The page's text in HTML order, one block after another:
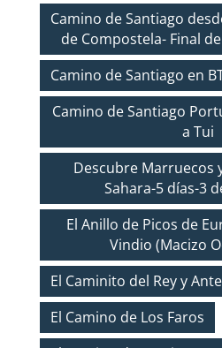
Camino de Santiago
de Compostela- Final
Camino de Santiago en
Camino de Santiago
a Tui
Descubre Marruecos
Sahara-5 días-3
El Anillo de Picos de
Vindio (Macizo
El Caminito del Rey y
El Camino de Los Faros